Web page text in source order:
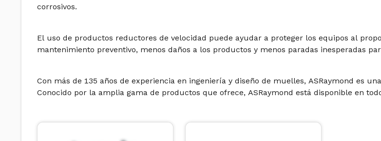
corrosivos.
El uso de productos reductores de velocidad puede ayudar a proteger los equipos al
mantenimiento preventivo, menos daños a los productos y menos paradas inesperadas
Con más de 135 años de experiencia en ingeniería y diseño de muelles, ASRaymond es
Conocido por la amplia gama de productos que ofrece, ASRaymond está disponible en